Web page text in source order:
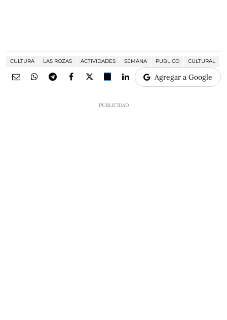
CULTURA LAS ROZAS ACTIVIDADES SEMANA PUBLICO CULTURAL
Agregar a Google